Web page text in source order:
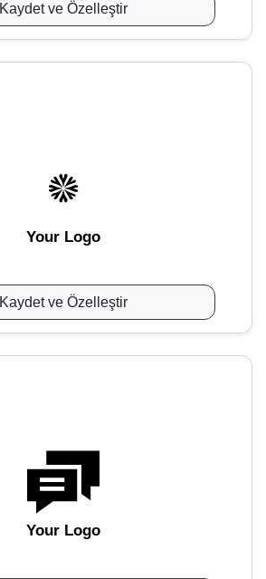
Kaydet ve Özelleştir
Your Logo
Kaydet ve Özelleştir
Your Logo